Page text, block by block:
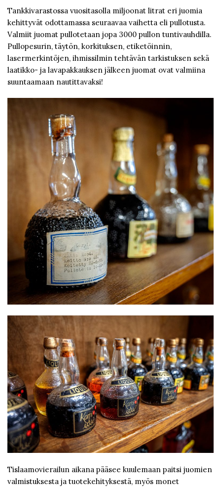
Tankkivarastossa vuositasolla miljoonat litrat eri juomia
kehittyvät odottamassa seuraavaa vaihetta eli pullotusta.
Valmiit juomat pullotetaan jopa 3000 pullon tuntivauhdilla.
Pullopesurin, täytön, korkituksen, etiketöinnin,
lasermerkintöjen, ihmissilmin tehtävän tarkistuksen sekä
laatikko- ja lavapakkauksen jälkeen juomat ovat valmiina
suuntaamaan nautittavaksi!
Tislaamovierailun aikana pääsee kuulemaan paitsi juomien
valmistuksesta ja tuotekehityksestä, myös monet